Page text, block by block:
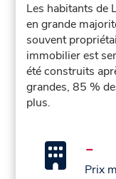
Les habitants de
en grande
souvent
immobilier est
été construits
grandes, 85 %
plus.
-
Prix